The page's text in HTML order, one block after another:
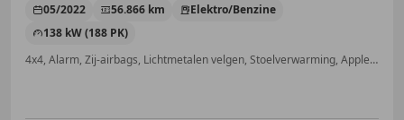
05/2022 56.866 km
Elektro/Benzine
138 kW (188 PK)
4x4, Alarm, Zij-airbags, Lichtmetalen velgen, Stoelverwarming, Apple CarPlay, Getinte ramen, Keyless Entry